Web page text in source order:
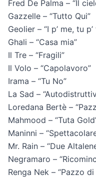
Fred De Palma – “Il
Gazzelle – “Tutto Qui”
Geolier – “I p’ me, tu p’
Ghali – “Casa mia”
Il Tre – “Fragili”
Il Volo – “Capolavoro”
Irama – “Tu No”
La Sad –
Loredana Bertè –
Mahmood – “Tuta
Maninni –
Mr. Rain – “Due
Negramaro –
Renga Nek – “Pazzo di